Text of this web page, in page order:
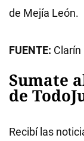
de Mejía León.
FUENTE: Clarín
Sumate
de
Recibí las